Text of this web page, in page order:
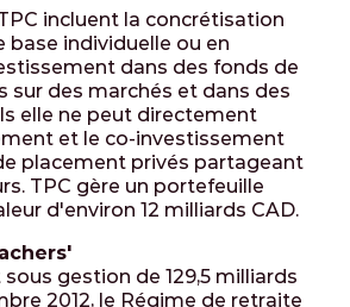
incluent la concrétisation
base individuelle ou en
dans des fonds de
sur des marchés et dans des
elle ne peut directement
et le co-investissement
placement privés partageant
TPC gère un portefeuille
d'environ 12 milliards CAD.
gestion de 129,5 milliards
2012, le Régime de retraite